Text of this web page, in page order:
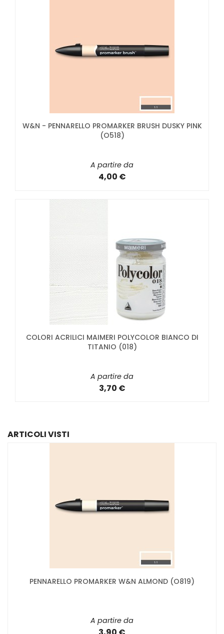
W&N - PENNARELLO PROMARKER BRUSH DUSKY PINK
(O518)
A partire da
4,00 €
COLORI ACRILICI MAIMERI POLYCOLOR BIANCO DI
TITANIO (018)
A partire da
3,70 €
ARTICOLI VISTI
PENNARELLO PROMARKER W&N ALMOND (O819)
A partire da